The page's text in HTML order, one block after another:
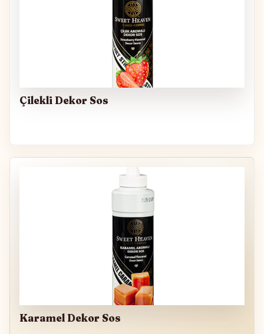
Çilekli Dekor Sos
Karamel Dekor Sos